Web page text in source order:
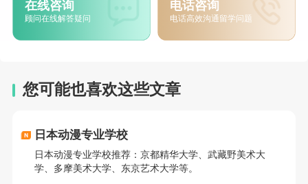
三大硬核领域，兼顾学术深度与就业导向，无论是想深
耕基础学科，还是聚焦应用型领域，都能找到适配的专
01 计算机/数据类(4个，热门选择)
聚焦当下最热门的数字化领域，课程设置贴合行业
需求，毕业竞争力强，适合本科为计算机、数学、统计
等相关专业的申请者，其中科学人工智能为近年新设专
在线咨询
顾问在线解答疑问
电话咨询
电话高效沟通留学问题
您可能也喜欢这些文章
日本动漫专业学校
日本动漫专业学校推荐：京都精华大学、武藏野美术大
学、多摩美术大学、东京艺术大学等。